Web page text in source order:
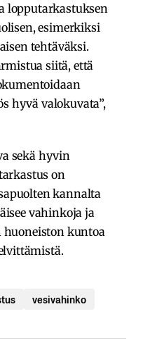
lopputarkastuksen
esimerkiksi
tehtäväksi.
siitä, että
hyvä valokuvata”,
sekä hyvin
on
kannalta
vahinkoja ja
kuntoa
vesivahinko